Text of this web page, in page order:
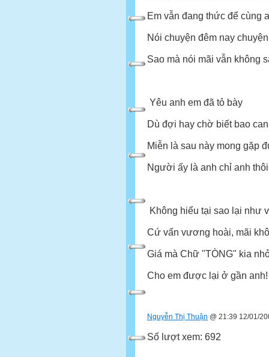
Em vẫn đang thức để cùng
Nói chuyện đêm nay
Sao mà nói mãi vẫn không
Yêu anh em đã tỏ bày
Dù đợi hay chờ biết bao
Miễn là sau này mong gặp
Người ấy là anh chỉ anh
Không hiểu tại sao lại như
Cứ vấn vương hoài, mãi
Giá mà Chữ "TÒNG" kia
Cho em được lại ở gần anh!
Nguyễn Thị Thuận @ 21:39 12/01/
Số lượt xem: 692